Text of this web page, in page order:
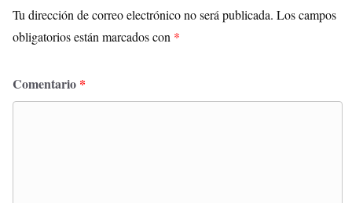
Tu dirección de correo electrónico no será publicada. Los campos
obligatorios están marcados con *
Comentario *